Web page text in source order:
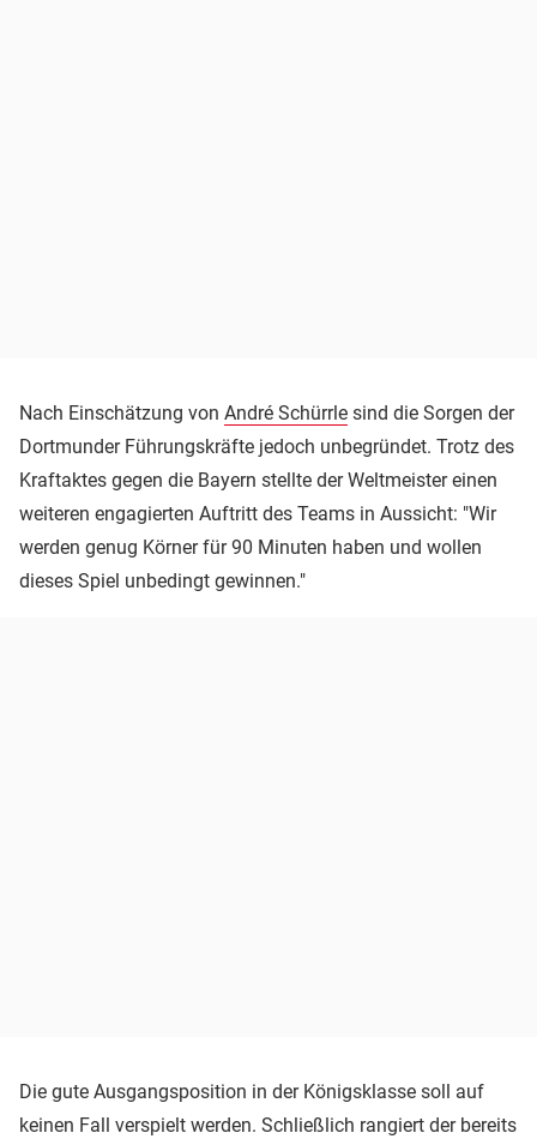
Nach Einschätzung von André Schürrle sind die Sorgen der
Dortmunder Führungskräfte jedoch unbegründet. Trotz des
Kraftaktes gegen die Bayern stellte der Weltmeister einen
weiteren engagierten Auftritt des Teams in Aussicht: "Wir
werden genug Körner für 90 Minuten haben und wollen
dieses Spiel unbedingt gewinnen."
Die gute Ausgangsposition in der Königsklasse soll auf
keinen Fall verspielt werden. Schließlich rangiert der bereits